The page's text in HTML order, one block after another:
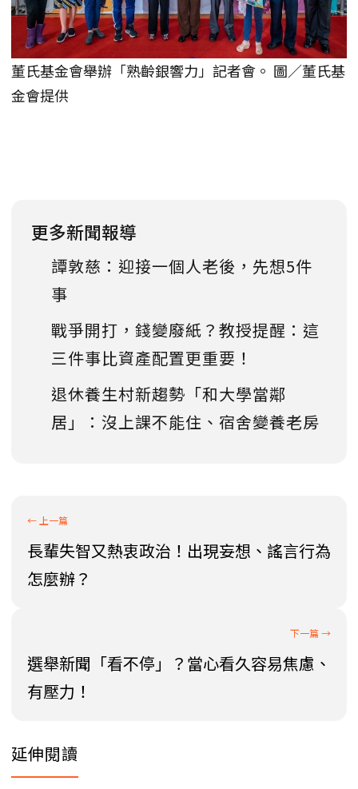
董氏基金會舉辦「熟齡銀響力」記者會。 圖／董氏基
金會提供
更多新聞報導
譚敦慈：迎接一個人老後，先想5件
事
戰爭開打，錢變廢紙？教授提醒：這
三件事比資產配置更重要！
退休養生村新趨勢「和大學當鄰
居」：沒上課不能住、宿舍變養老房
長輩失智又熱衷政治！出現妄想、謠言行為
怎麼辦？
選舉新聞「看不停」？當心看久容易焦慮、
有壓力！
延伸閱讀